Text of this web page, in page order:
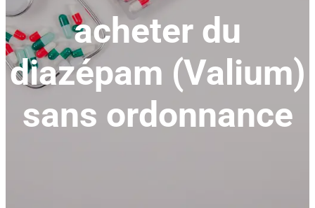
acheter du
diazépam (Valium)
sans ordonnance